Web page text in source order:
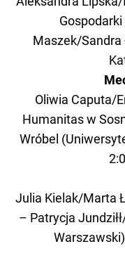
Maszek/Sandra
Oliwia Caputa/
Humanitas w
Wróbel
Julia Kielak/Marta
– Patrycja